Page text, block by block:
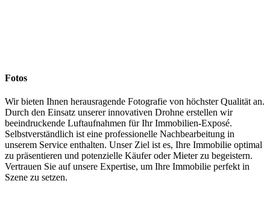
Fotos
Wir bieten Ihnen herausragende Fotografie von höchster Qualität an.
Durch den Einsatz unserer innovativen Drohne erstellen wir
beeindruckende Luftaufnahmen für Ihr Immobilien-Exposé.
Selbstverständlich ist eine professionelle Nachbearbeitung in
unserem Service enthalten. Unser Ziel ist es, Ihre Immobilie optimal
zu präsentieren und potenzielle Käufer oder Mieter zu begeistern.
Vertrauen Sie auf unsere Expertise, um Ihre Immobilie perfekt in
Szene zu setzen.